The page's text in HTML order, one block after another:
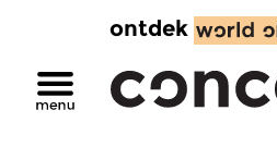
ontdek